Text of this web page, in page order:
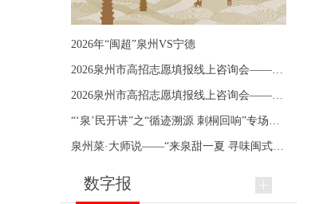
2026年“闽超”泉州VS宁德
数字报